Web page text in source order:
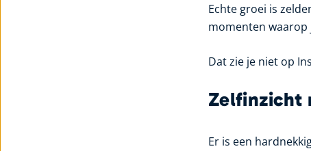
Echte groei is
momenten waarop
Dat zie je niet op
Zelfinzicht
Er is een